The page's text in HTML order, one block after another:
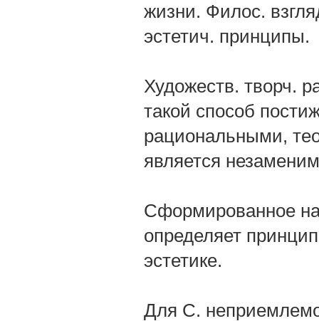
жизни. Филос.
эстетич. принципы.
Художеств. творч.
такой способ
рациональными,
является
Сформированное
определяет
эстетике.
Для С.